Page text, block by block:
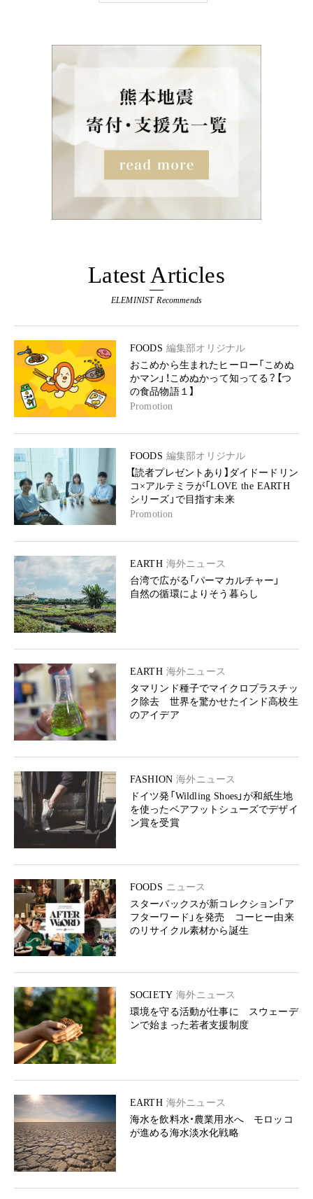
Latest Articles
ELEMINIST Recommends
FOODS 編集部オリジナル
おこめから生まれたヒーロー「こめぬ
かマン」！こめぬかって知ってる？【つ
の食品物語１】
Promotion
FOODS 編集部オリジナル
【読者プレゼントあり】ダイドードリン
コ×アルテミラが「LOVE the EARTH
シリーズ」で目指す未来
Promotion
EARTH 海外ニュース
台湾で広がる「パーマカルチャー」
自然の循環によりそう暮らし
EARTH 海外ニュース
タマリンド種子でマイクロプラスチッ
ク除去 世界を驚かせたインド高校生
のアイデア
FASHION 海外ニュース
ドイツ発「Wildling Shoes」が和紙生地
を使ったベアフットシューズでデザイ
ン賞を受賞
FOODS ニュース
スターバックスが新コレクション「ア
フターワード」を発売 コーヒー由来
のリサイクル素材から誕生
SOCIETY 海外ニュース
環境を守る活動が仕事に スウェーデ
ンで始まった若者支援制度
EARTH 海外ニュース
海水を飲料水・農業用水へ モロッコ
が進める海水淡水化戦略